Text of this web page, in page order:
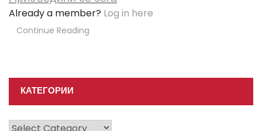
Already a member? Log in here
Continue Reading
КАТЕГОРИИ
Категории